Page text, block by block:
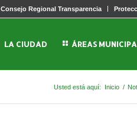
Consejo Regional Transparencia
LA CIUDAD ÁREAS
Usted está aquí: Inicio /